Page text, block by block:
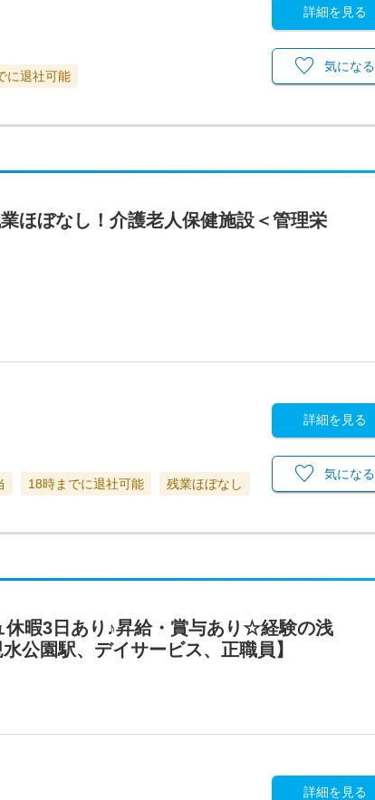
に退社可能
詳細を見る
気になる
ほぼなし！介護老人保健施設＜管理栄
18時までに退社可能 残業ほぼなし
詳細を見る
気になる
休暇3日あり♪昇給・賞与あり☆経験の浅
公園駅、デイサービス、正職員】
詳細を見る